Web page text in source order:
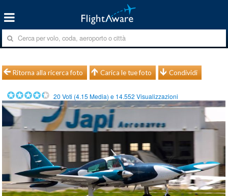
Ritorna alla ricerca foto Carica le tue foto Condividi
20 Voti (4.15 Media) e 14.552 Visualizzazioni